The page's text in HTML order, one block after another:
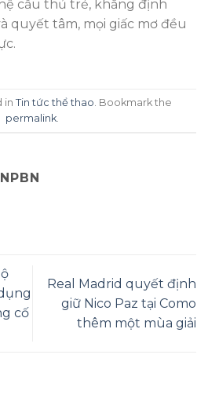
cầu thủ trẻ, khẳng định
quyết tâm, mọi giấc mơ đều
in Tin tức thể thao . Bookmark the
permalink
cố
Real Madrid quyết định
giữ Nico Paz tại Como
thêm một mùa giải